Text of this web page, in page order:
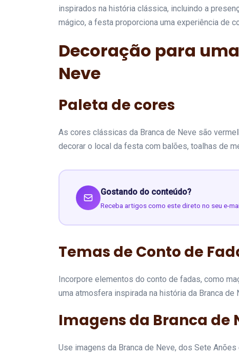
inspirados na história clássica, incluindo a
mágico, a festa proporciona uma experiência de
Decoração para
Neve
Paleta de cores
As cores clássicas da Branca de Neve são
decorar o local da festa com balões, toalhas de
Gostando do conteúdo?
Receba artigos como este direto no seu e-
Temas de Conto de
Incorpore elementos do conto de fadas, como
uma atmosfera inspirada na história da Branca de
Imagens da Branca de
Use imagens da Branca de Neve, dos Sete